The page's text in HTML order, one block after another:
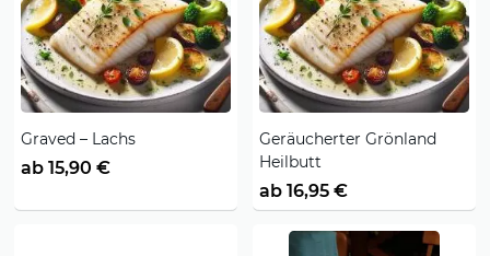
Graved – Lachs
ab 15,90 €
Geräucherter Grönland
Heilbutt
ab 16,95 €